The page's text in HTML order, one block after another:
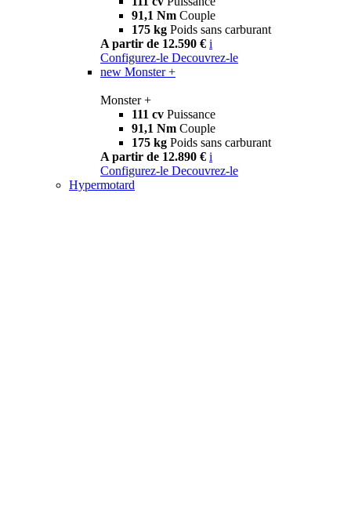
91,1 Nm Couple
175 kg Poids sans carburant
A partir de 12.590 € i
Configurez-le Decouvrez-le
new Monster +
Monster +
111 cv Puissance
91,1 Nm Couple
175 kg Poids sans carburant
A partir de 12.890 € i
Configurez-le Decouvrez-le
Hypermotard